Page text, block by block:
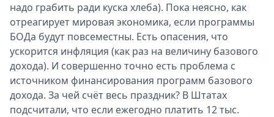
надо грабить ради куска хлеба). Пока неясно, как
отреагирует мировая экономика, если программы
БОДа будут повсеместны. Есть опасения, что
ускорится инфляция (как раз на величину базового
дохода). И совершенно точно есть проблема с
источником финансирования программ базового
дохода. За чей счёт весь праздник? В Штатах
подсчитали, что если ежегодно платить 12 тыс.